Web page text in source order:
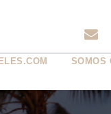
SOMOS